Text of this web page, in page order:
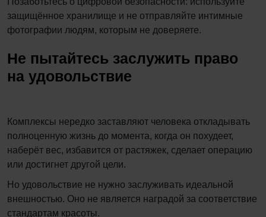
защищённое хранилище и не отправляйте интимные
фотографии людям, которым не доверяете.
Не пытайтесь заслужить право
на удовольствие
Комплексы нередко заставляют человека откладывать
полноценную жизнь до момента, когда он похудеет,
наберёт вес, избавится от растяжек, сделает операцию
или достигнет другой цели.
Но удовольствие не нужно заслуживать идеальной
внешностью. Оно не является наградой за соответствие
стандартам красоты.